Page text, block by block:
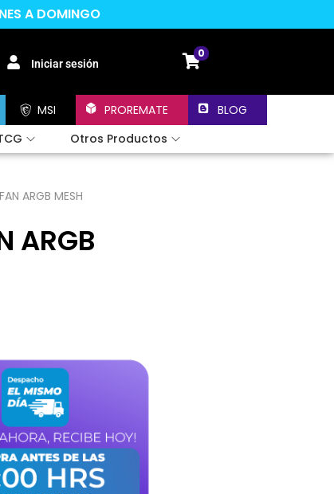
A DOMINGO
Iniciar sesión
0
MSI PROREMATE
BLOG
Otros Productos
ARGB MESH
ARGB